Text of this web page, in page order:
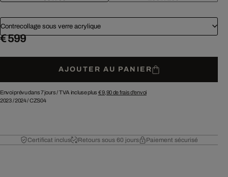
Contrecollage sous verre acrylique
€ 599
AJOUTER AU PANIER
Envoi prévu dans 7 jours /TVA incluse plus € 9,90de frais d'envoi
2023/2024/CZS04
Certificat inclus Retours sous 60 jours Paiement sécurisé